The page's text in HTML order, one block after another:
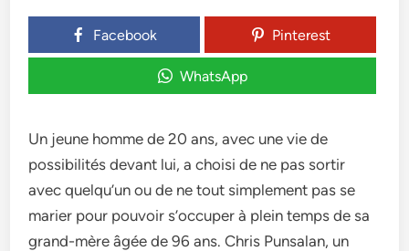
Facebook Pinterest
WhatsApp
Un jeune homme de 20 ans, avec une vie de
possibilités devant lui, a choisi de ne pas sortir
avec quelqu’un ou de ne tout simplement pas se
marier pour pouvoir s’occuper à plein temps de sa
grand-mère âgée de 96 ans. Chris Punsalan, un